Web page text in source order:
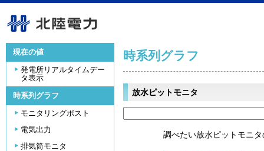
現在の値
発電所リアルタイムデー
タ表示
時系列グラフ
モニタリングポスト
電気出力
排気筒モニタ
時系列グラフ
放水ピットモニタ
調べたい放水ピットモニ